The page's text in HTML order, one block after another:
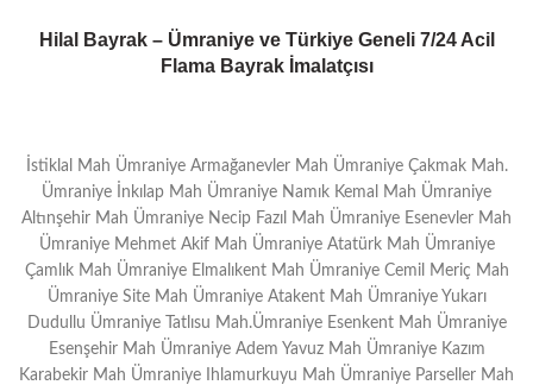
Hilal Bayrak – Ümraniye ve Türkiye Geneli 7/24 Acil
Flama Bayrak İmalatçısı
İstiklal Mah Ümraniye Armağanevler Mah Ümraniye Çakmak Mah.
Ümraniye İnkılap Mah Ümraniye Namık Kemal Mah Ümraniye
Altınşehir Mah Ümraniye Necip Fazıl Mah Ümraniye Esenevler Mah
Ümraniye Mehmet Akif Mah Ümraniye Atatürk Mah Ümraniye
Çamlık Mah Ümraniye Elmalıkent Mah Ümraniye Cemil Meriç Mah
Ümraniye Site Mah Ümraniye Atakent Mah Ümraniye Yukarı
Dudullu Ümraniye Tatlısu Mah.Ümraniye Esenkent Mah Ümraniye
Esenşehir Mah Ümraniye Adem Yavuz Mah Ümraniye Kazım
Karabekir Mah Ümraniye Ihlamurkuyu Mah Ümraniye Parseller Mah